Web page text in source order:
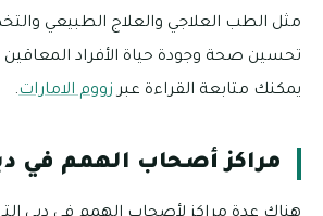
مثل الطب العلاجي والعلاج الطبيعي
تحسين صحة وجودة حياة الأفراد المعاقين
يمكنك متابعة القراءة عبر زووم الامارات.
مراكز أصحاب الهمم في